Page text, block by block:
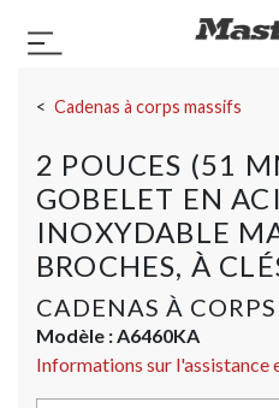
Basculer la navigation
Cadenas à corps massifs
2 POUCES (51
GOBELET EN
INOXYDABLE
BROCHES, À
CADENAS À
Modèle :A6460KA
Informations sur l'assistance